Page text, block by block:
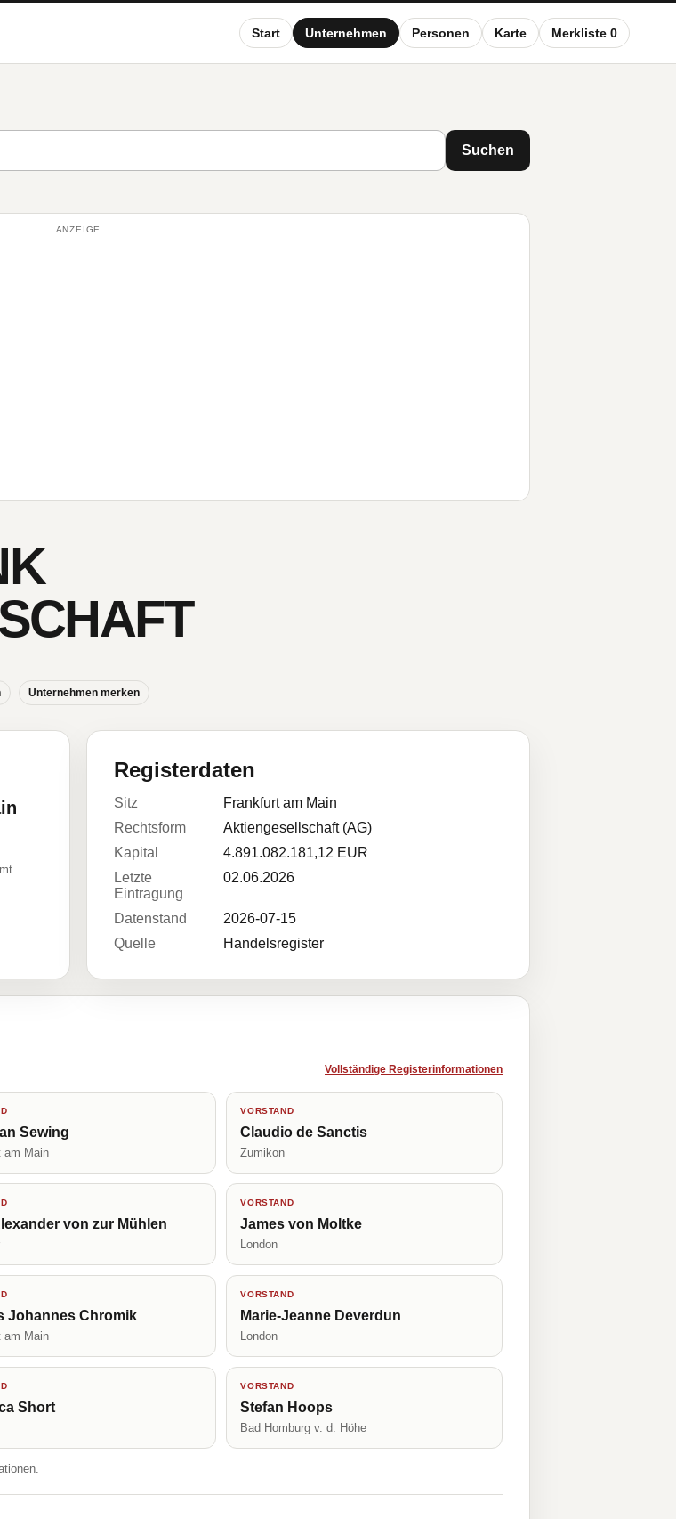
Start Unternehmen Personen Karte Merkliste 0
Suchen
ANZEIGE
Unternehmen merken
Registerdaten
Sitz
Frankfurt am Main
Rechtsform
Aktiengesellschaft (AG)
Kapital
4.891.082.181,12 EUR
Letzte
Eintragung
02.06.2026
Datenstand
2026-07-15
Quelle
Handelsregister
Vollständige Registerinformationen
Sewing
am Main
VORSTAND
Claudio de Sanctis
Zumikon
von zur Mühlen
VORSTAND
James von Moltke
London
Johannes Chromik
am Main
VORSTAND
Marie-Jeanne Deverdun
London
Short
VORSTAND
Stefan Hoops
Bad Homburg v. d. Höhe